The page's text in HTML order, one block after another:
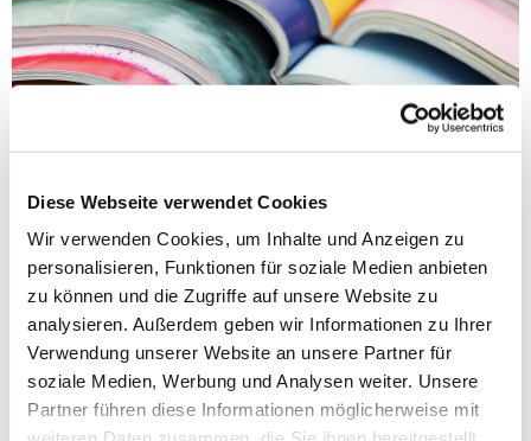
Diese Webseite verwendet Cookies
Wir verwenden Cookies, um Inhalte und Anzeigen zu
personalisieren, Funktionen für soziale Medien anbieten
zu können und die Zugriffe auf unsere Website zu
analysieren. Außerdem geben wir Informationen zu Ihrer
Verwendung unserer Website an unsere Partner für
soziale Medien, Werbung und Analysen weiter. Unsere
Partner führen diese Informationen möglicherweise mit
GEMEINDELEBEN